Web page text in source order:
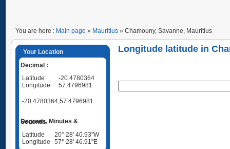
You are here : Main page » Mauritius » Chamouny, Savanne, Mauritius
Your Location
Decimal :
Latitude
-20.4780364
Longitude
57.4796981
-20.4780364,57.4796981
Degrees, Minutes & Seconds
Latitude
20° 28' 40.93"W
Longitude
57° 28' 46.91"E
Longitude latitude in